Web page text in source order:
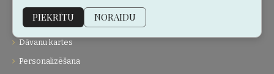
Vietnes karte
Dāvanu kartes
Personalizēšana
PIEKRĪTU NORAIDU